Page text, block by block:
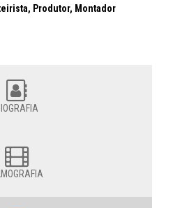
Produtor, Montador